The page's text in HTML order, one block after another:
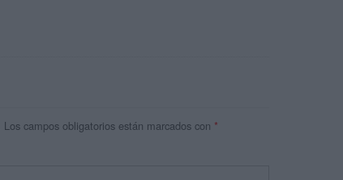
Los campos obligatorios están marcados con *